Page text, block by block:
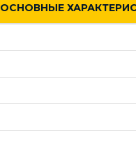
ОСНОВНЫЕ